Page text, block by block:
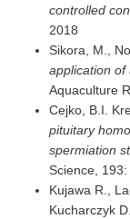
controlled
2018
Sikora, M.,
application of
Aquaculture
Cejko, B.I.
pituitary
spermiation
Science,
Kujawa R.,
Kucharczyk